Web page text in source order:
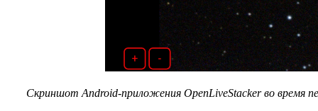
Скриншот Android-приложения OpenLiveStacker во время